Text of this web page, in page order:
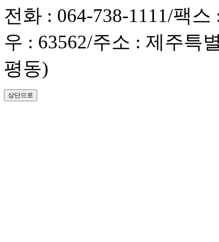
전화 : 064-738-1111/팩스
우 : 63562/주소 : 제주특
평동)
상단으로